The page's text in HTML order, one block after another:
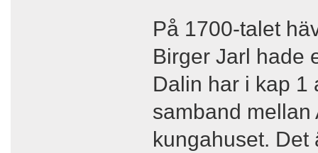
På 1700-talet
Birger Jarl hade
Dalin har i kap 1
samband
kungahuset. Det